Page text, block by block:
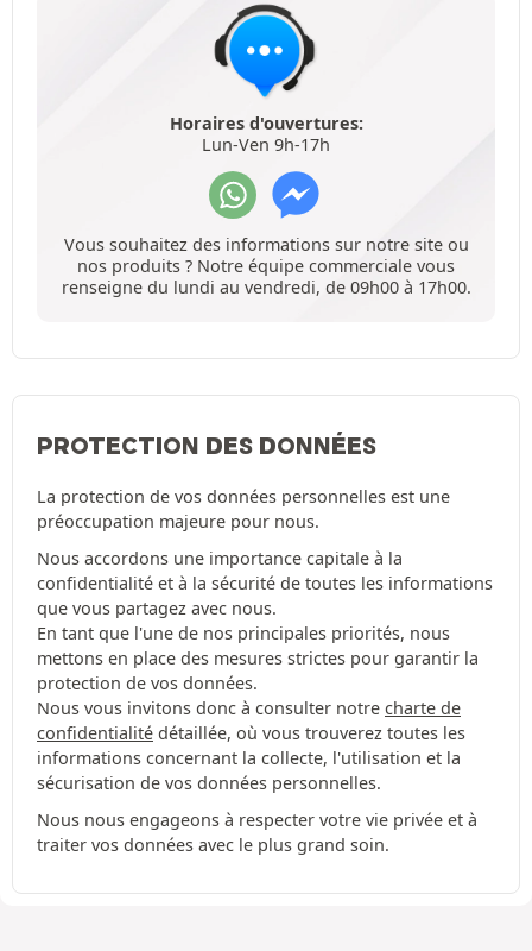
Horaires d'ouvertures:
Lun-Ven 9h-17h
Vous souhaitez des informations sur notre site ou
nos produits ? Notre équipe commerciale vous
renseigne du lundi au vendredi, de 09h00 à 17h00.
PROTECTION DES DONNÉES
La protection de vos données personnelles est une
préoccupation majeure pour nous.
Nous accordons une importance capitale à la
confidentialité et à la sécurité de toutes les informations
que vous partagez avec nous.
En tant que l'une de nos principales priorités, nous
mettons en place des mesures strictes pour garantir la
protection de vos données.
Nous vous invitons donc à consulter notre charte de
confidentialité détaillée, où vous trouverez toutes les
informations concernant la collecte, l'utilisation et la
sécurisation de vos données personnelles.
Nous nous engageons à respecter votre vie privée et à
traiter vos données avec le plus grand soin.